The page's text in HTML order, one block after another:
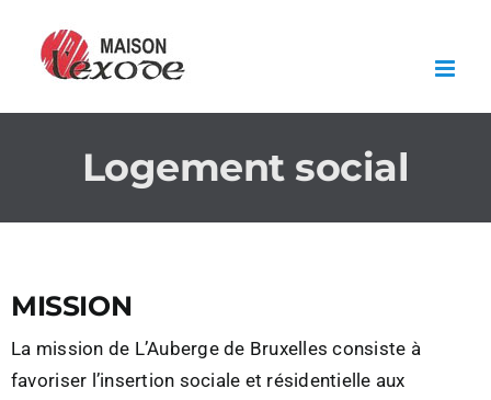
content
Logement social
MISSION
La mission de L’Auberge de Bruxelles consiste à
favoriser l’insertion sociale et résidentielle aux